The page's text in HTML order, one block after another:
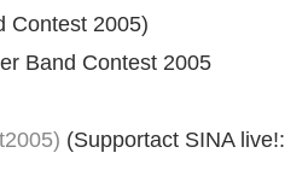
Contest 2005)
Band Contest 2005
(Supportact SINA live!: